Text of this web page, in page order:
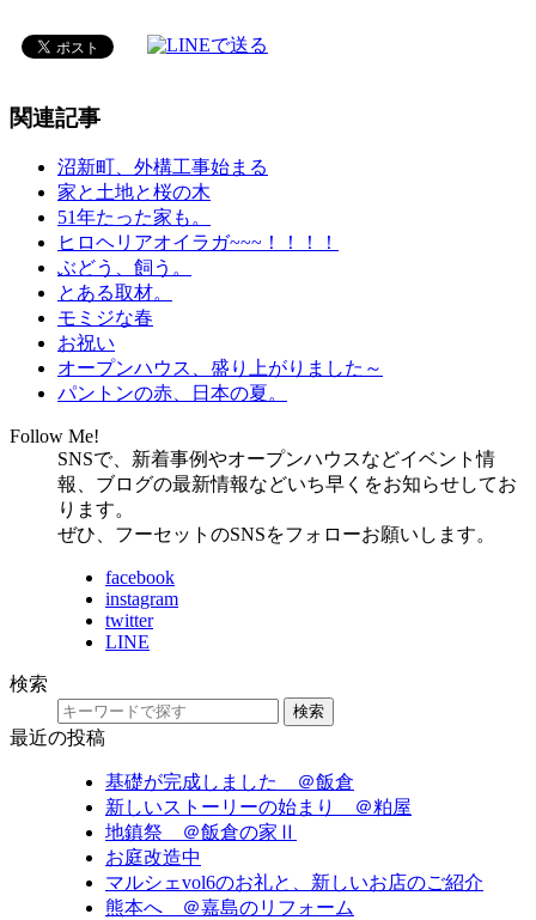
関連記事
沼新町、外構工事始まる
家と土地と桜の木
51年たった家も。
ヒロヘリアオイラガ~~~！！！！
ぶどう、飼う。
とある取材。
モミジな春
お祝い
オープンハウス、盛り上がりました～
パントンの赤、日本の夏。
Follow Me!
SNSで、新着事例やオープンハウスなどイベント情
報、ブログの最新情報などいち早くをお知らせしてお
ります。
ぜひ、フーセットのSNSをフォローお願いします。
facebook
instagram
twitter
LINE
検索
検索
最近の投稿
基礎が完成しました ＠飯倉
新しいストーリーの始まり ＠粕屋
地鎮祭 ＠飯倉の家Ⅱ
お庭改造中
マルシェvol6のお礼と、新しいお店のご紹介
熊本へ ＠嘉島のリフォーム